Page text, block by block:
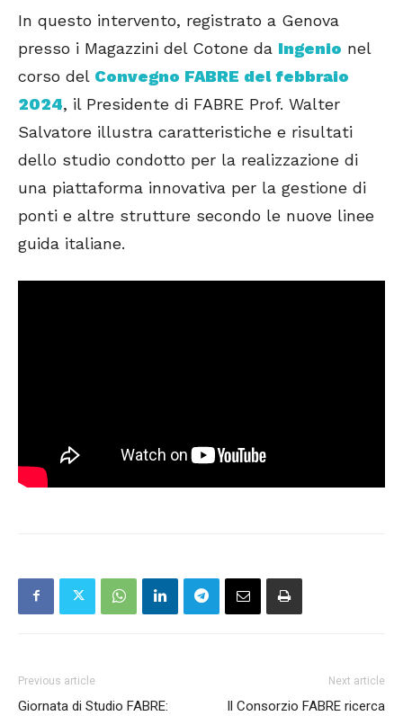
In questo intervento, registrato a Genova
presso i Magazzini del Cotone da Ingenio nel
corso del Convegno FABRE del febbraio
2024, il Presidente di FABRE Prof. Walter
Salvatore illustra caratteristiche e risultati
dello studio condotto per la realizzazione di
una piattaforma innovativa per la gestione di
ponti e altre strutture secondo le nuove linee
guida italiane.
Previous article
Giornata di Studio FABRE:
Next article
Il Consorzio FABRE ricerca